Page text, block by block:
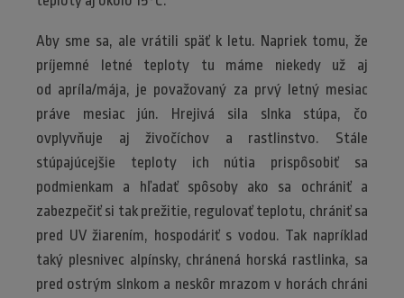
Aby sme sa, ale vrátili späť k letu. Napriek tomu, že
príjemné letné teploty tu máme niekedy už aj
od apríla/mája, je považovaný za prvý letný mesiac
práve mesiac jún. Hrejivá sila slnka stúpa, čo
ovplyvňuje aj živočíchov a rastlinstvo. Stále
stúpajúcejšie teploty ich nútia prispôsobiť sa
podmienkam a hľadať spôsoby ako sa ochrániť a
zabezpečiť si tak prežitie, regulovať teplotu, chrániť sa
pred UV žiarením, hospodáriť s vodou. Tak napríklad
taký plesnivec alpínsky, chránená horská rastlinka, sa
pred ostrým slnkom a neskôr mrazom v horách chráni